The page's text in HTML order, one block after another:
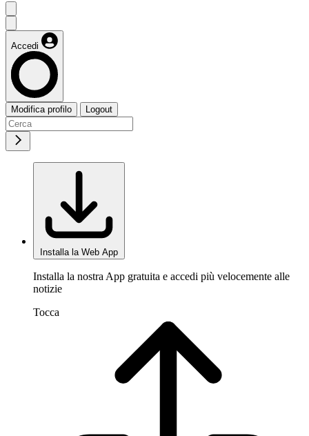
Accedi
Modifica profilo Logout
Installa la Web App
Installa la nostra App gratuita e accedi più velocemente alle
notizie
Tocca